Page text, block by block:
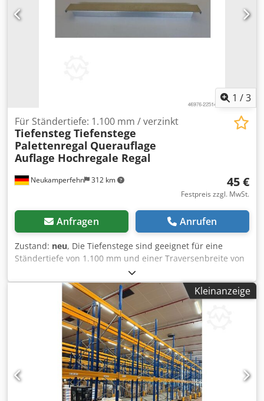
1 /3
Neukamperfehn 312 km
Für Ständertiefe: 1.100 mm / verzinkt
Tiefensteg Tiefenstege
Palettenregal Querauflage
Auflage Hochregale Regal
45 €
Festpreis zzgl. MwSt.
Anfragen Anrufen
Zustand: neu, Die Tiefenstege sind geeignet für eine
Ständertiefe von 1.100 mm und einer Traversenbreite von
50 mm. Aktuelle Lieferzeit: ca. 10 - 15 Werktage
(Fremdlager) Im Lieferumfang sind enthalten: 01x
Tiefensteg, neu Materialfarbe: sendzimir verzinkt Dsdpfx
Aeztc E Hsbkjkr Gesamtlänge: ca. 1.108 mm Lichte
Stützweite: ca. 998 mm U-Profilabm.: ca. 40x100x40 mm
Materialstärke: ca. 3,00 mm Traversenauflage: ca. 50 mm
Gewicht / Stck.: ca. 6,00 kg
Kleinanzeige